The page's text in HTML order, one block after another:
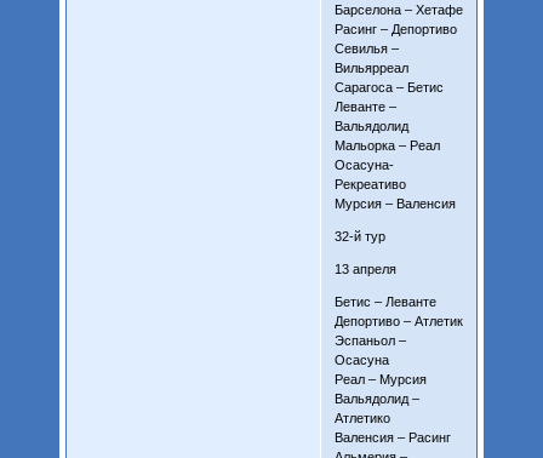
Барселона – Хетафе
Расинг – Депортиво
Севилья –
Вильярреал
Сарагоса – Бетис
Леванте –
Вальядолид
Мальорка – Реал
Осасуна-
Рекреативо
Мурсия – Валенсия
32-й тур
13 апреля
Бетис – Леванте
Депортиво – Атлетик
Эспаньол –
Осасуна
Реал – Мурсия
Вальядолид –
Атлетико
Валенсия – Расинг